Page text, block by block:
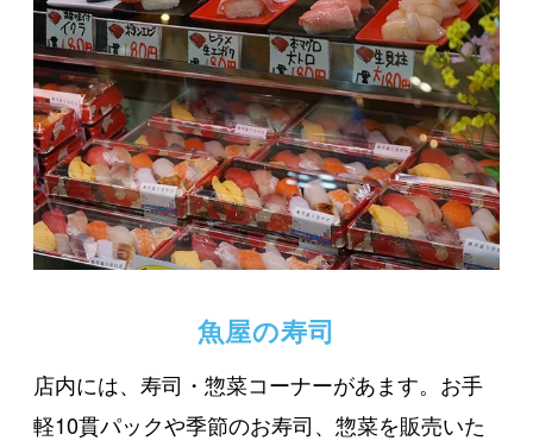
魚屋の寿司
店内には、寿司・惣菜コーナーがあます。お手
軽10貫パックや季節のお寿司、惣菜を販売いた